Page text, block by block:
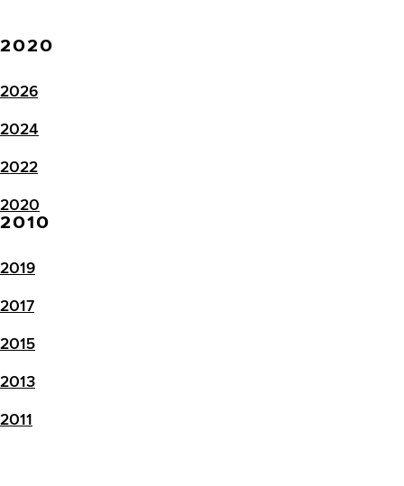
2020
2026
2024
2022
2020
2010
2019
2017
2015
2013
2011